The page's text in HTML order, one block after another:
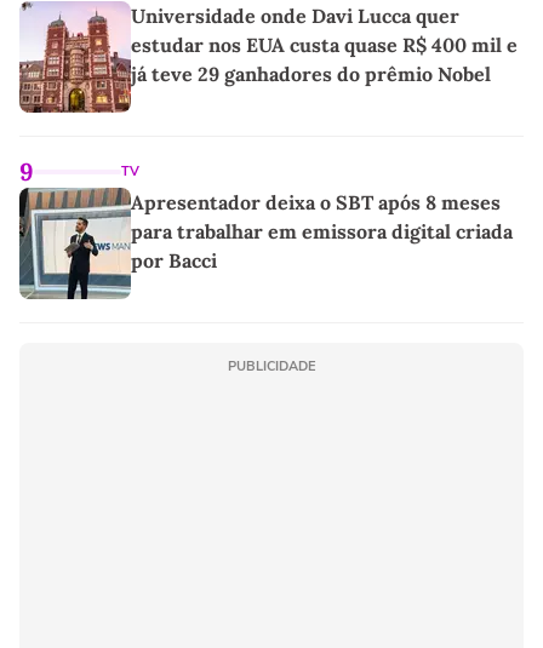
Universidade onde Davi Lucca quer
estudar nos EUA custa quase R$ 400 mil e
já teve 29 ganhadores do prêmio Nobel
9 TV
Apresentador deixa o SBT após 8 meses
para trabalhar em emissora digital criada
por Bacci
PUBLICIDADE